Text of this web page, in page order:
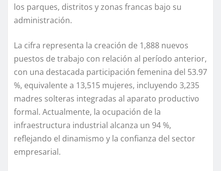
los parques, distritos y zonas francas bajo su
administración.
La cifra representa la creación de 1,888 nuevos
puestos de trabajo con relación al período anterior,
con una destacada participación femenina del 53.97
%, equivalente a 13,515 mujeres, incluyendo 3,235
madres solteras integradas al aparato productivo
formal. Actualmente, la ocupación de la
infraestructura industrial alcanza un 94 %,
reflejando el dinamismo y la confianza del sector
empresarial.